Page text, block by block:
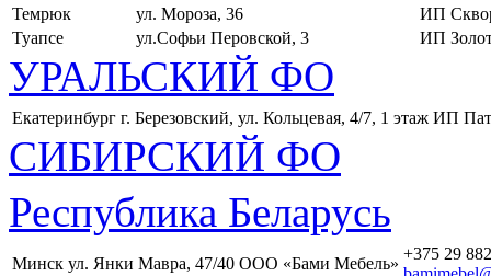
Темрюк
ул. Мороза, 36
ИП
Туапсе
ул.Софьи Перовской, 3 ИП
УРАЛЬСКИЙ ФО
Екатеринбург г. Березовский, ул. Кольцевая, 4/7, 1 этаж ИП
СИБИРСКИЙ ФО
Республика Беларусь
Минск ул. Янки Мавра, 47/40 ООО «Бами Мебель»
+375 29